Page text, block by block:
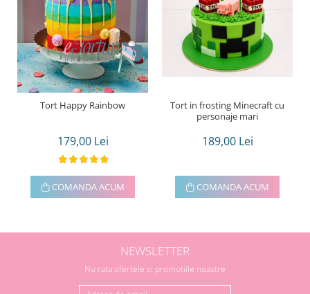
Tort Happy Rainbow
179,00 Lei
COMANDA ACUM
Tort in frosting Minecraft cu
personaje mari
189,00 Lei
COMANDA ACUM
NEWSLETTER
Nu rata ofertele si promotiile noastre